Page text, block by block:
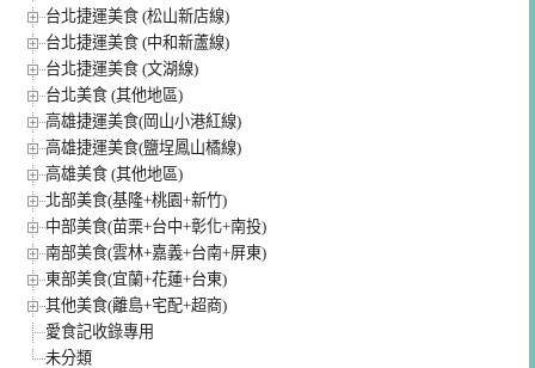
台北捷運美食 (松山新店線)
台北捷運美食 (中和新蘆線)
台北捷運美食 (文湖線)
台北美食 (其他地區)
高雄捷運美食(岡山小港紅線)
高雄捷運美食(鹽埕鳳山橘線)
高雄美食 (其他地區)
北部美食(基隆+桃園+新竹)
中部美食(苗栗+台中+彰化+南投)
南部美食(雲林+嘉義+台南+屏東)
東部美食(宜蘭+花蓮+台東)
其他美食(離島+宅配+超商)
愛食記收錄專用
未分類